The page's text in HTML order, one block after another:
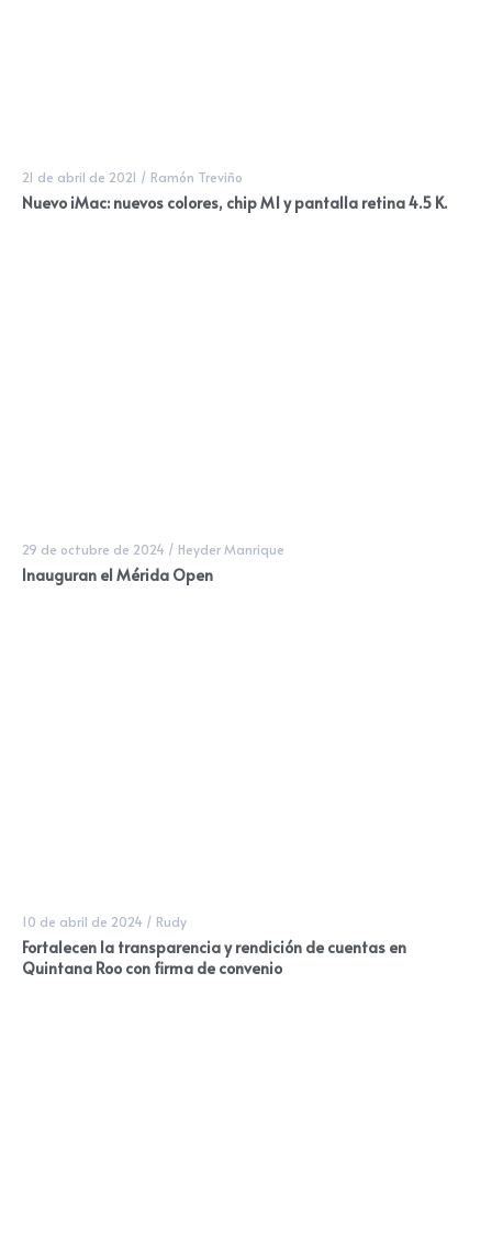
21 de abril de 2021 / Ramón Treviño
Nuevo iMac: nuevos colores, chip M1 y pantalla retina 4.5 K.
29 de octubre de 2024 / Heyder Manrique
Inauguran el Mérida Open
10 de abril de 2024 / Rudy
Fortalecen la transparencia y rendición de cuentas en
Quintana Roo con firma de convenio